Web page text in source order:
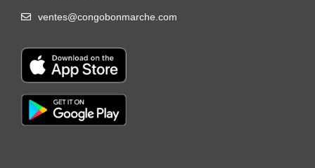
ventes@congobonmarche.com